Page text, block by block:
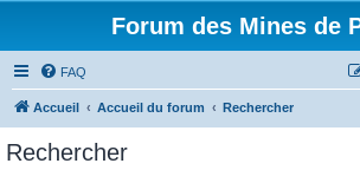
Forum des Mines de
FAQ
Accueil Accueil du forum Rechercher
Rechercher